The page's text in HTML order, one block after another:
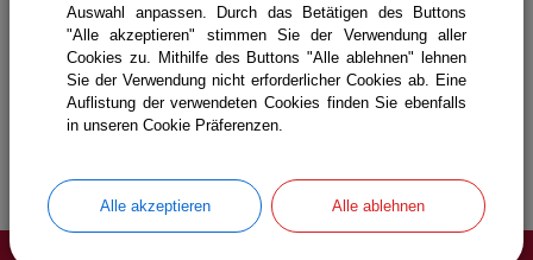
Gemeinde Icking
Bürgerservice
Projekte & Themen
Bay. Förderprogramm Breitbandausbau
Auswahl anpassen. Durch das Betätigen des Buttons
"Alle akzeptieren" stimmen Sie der Verwendung aller
Cookies zu. Mithilfe des Buttons "Alle ablehnen" lehnen
Sie der Verwendung nicht erforderlicher Cookies ab. Eine
Auflistung der verwendeten Cookies finden Sie ebenfalls
in unseren Cookie Präferenzen.
Alle akzeptieren Alle ablehnen